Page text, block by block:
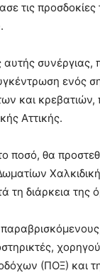
τις
συνέργιας,
ενός
και
Αττικής.
το ποσό, θα
τη διάρκεια
(ΠΟΞ) και